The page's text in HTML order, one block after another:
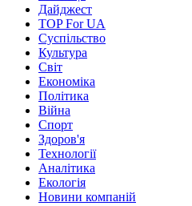
Дайджест
TOP For UA
Суспiльство
Культура
Світ
Економіка
Політика
Війна
Спорт
Здоров'я
Технології
Аналітика
Екологія
Новини компаній